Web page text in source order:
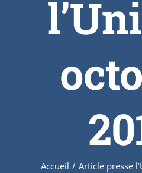
Accueil / Article presse